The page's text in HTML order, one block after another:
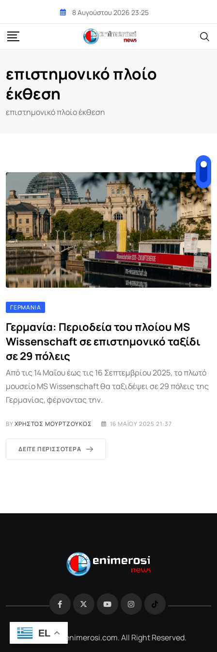
content
8 Αυγούστου 2026 23:25
επιστημονικό πλοίο
έκθεση
επιστημονικό πλοίο έκθεση
ΓΕΡΜΑΝΊΑ
Γερμανία: Περιοδεία του πλοίου MS
Wissenschaft σε επιστημονικό ταξίδι
σε 29 πόλεις
Από τις 14 Μαΐου έως τις 16 Σεπτεμβρίου 2025, το πλωτό
μουσείο MS Wissenschaft θα ταξιδέψει σε 29 πόλεις της
Γερμανίας, φέρνοντας την.
BYΧΡΉΣΤΟΣ ΜΟΥΡΤΖΟΎΚΟΣ 16 ΜΑΪ́ΟΥ 2025 21:37
ΔΕΊΤΕ ΠΕΡΙΣΣΌΤΕΡΑ
@2026 e-enimerosi.com. All Right Reserved.
EL